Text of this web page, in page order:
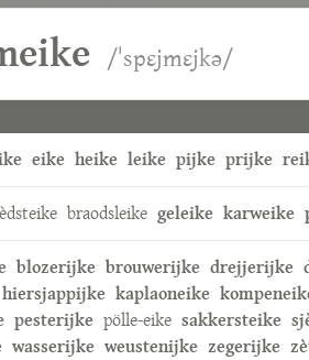
/ˈspɛjmɛjkə/
eike heike leike pijke prijke
braodsleike geleike karweike
blozerijke brouwerijke drejjerijke
hiersjappijke kaplaoneike
pesterijke pölle-eike sakkersteike
wasserijke weustenijke zegerijke